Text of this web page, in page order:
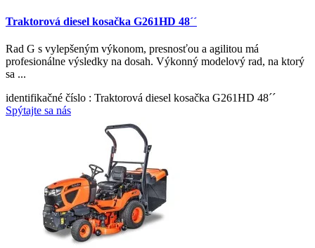
Traktorová diesel kosačka G261HD 48´´
Rad G s vylepšeným výkonom, presnosťou a agilitou má
profesionálne výsledky na dosah. Výkonný modelový rad, na ktorý
sa ...
identifikačné číslo : Traktorová diesel kosačka G261HD 48´´
Spýtajte sa nás